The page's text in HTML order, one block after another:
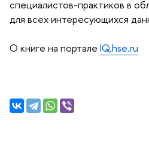
специалистов-практиков в
для всех интересующихся
О книге на портале IQ.hse.ru